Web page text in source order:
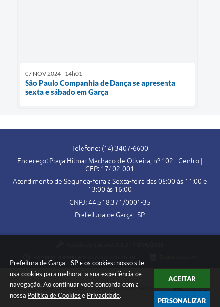
Prefeitura de Garça - SP e os cookies: nosso site
usa cookies para melhorar a sua experiência de
navegação. Ao continuar você concorda com a
nossa Política de Cookies e Privacidade.
ACEITAR
PERSONALIZAR
07 NOV 2024 - 14h01
São Paulo Companhia de Dança se apresenta
sexta e sábado em Garça
Telefone: (14) 3407-6600
Endereço: Praça Hilmar Machado de Oliveira, nº 102 - Centro |
CEP: 17402-001
Atendimento de Segunda-feira a Sexta-feira das 08:00 às 11:00 e
13:00 às 16:00
CNPJ: 44.518.371/0001-35
Prefeitura de Garça - SP
Copyright Instar - 2006-2026. Todos os direitos reservados -
Instar Tecnologia